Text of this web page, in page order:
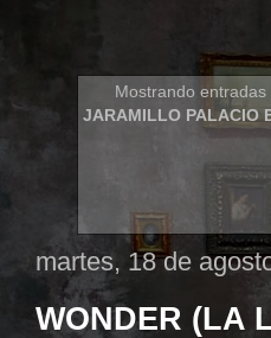
Mostrando
JARAMILLO PALACIO
martes, 18 de
WONDER (LA